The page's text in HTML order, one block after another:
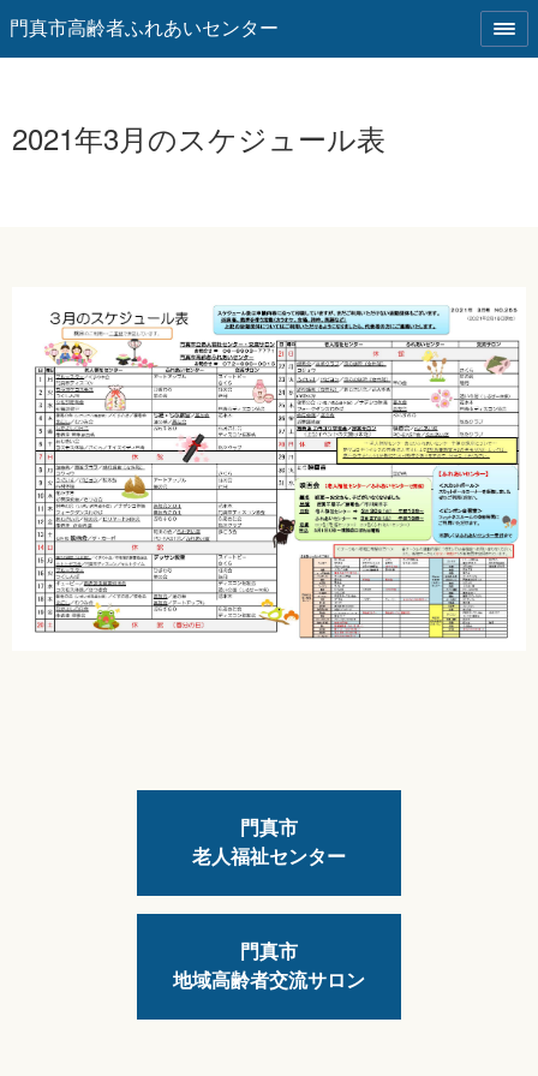
門真市高齢者ふれあいセンター
2021年3月のスケジュール表
門真市
老人福祉センター
門真市
地域高齢者交流サロン